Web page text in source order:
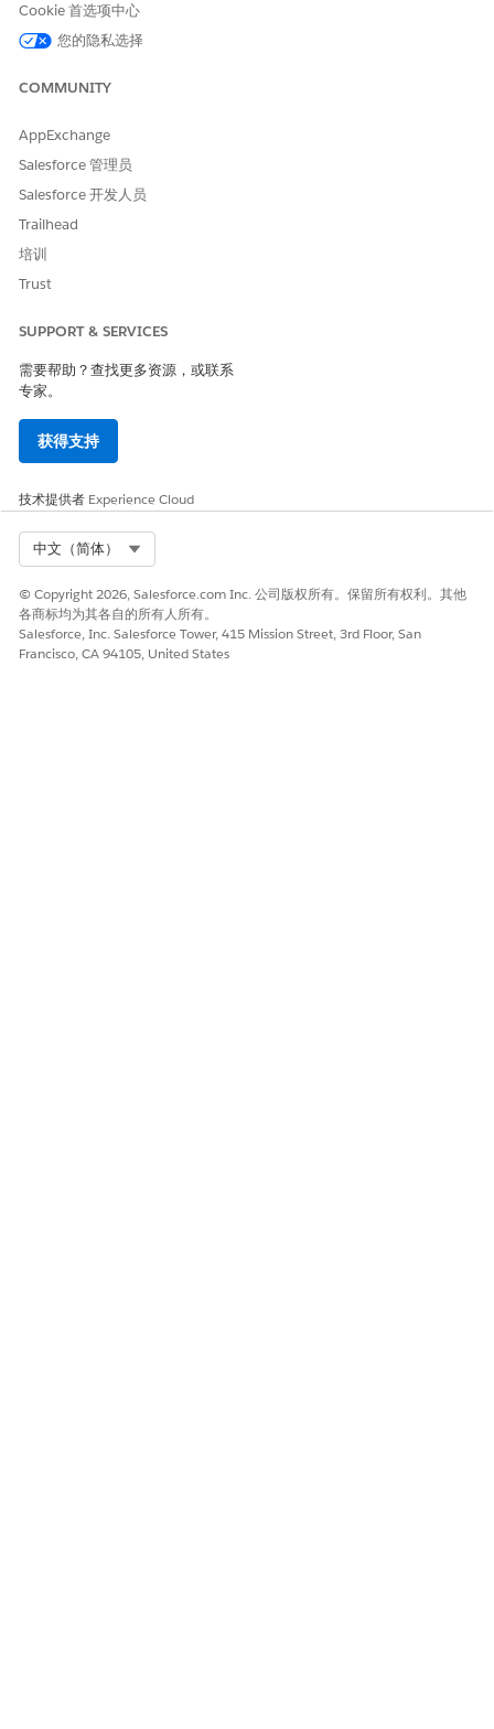
请与我们共享您的想法，以便我们进行改进！
Cookie 首选项中心
您的隐私选择
COMMUNITY
AppExchange
Salesforce 管理员
Salesforce 开发人员
Trailhead
培训
Trust
SUPPORT & SERVICES
需要帮助？查找更多资源，或联系
专家。
获得支持
技术提供者 Experience Cloud
中文（简体）
© Copyright 2026, Salesforce.com Inc. 公司版权所有。保留所有权利。其他
各商标均为其各自的所有人所有。
Salesforce, Inc. Salesforce Tower, 415 Mission Street, 3rd Floor, San
Francisco, CA 94105, United States